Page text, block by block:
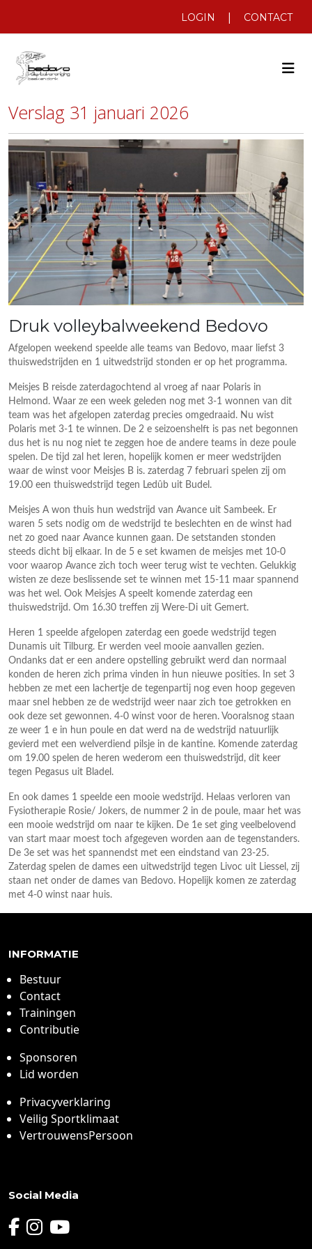
CONTACT
|
LOGIN
Verslag 31 januari 2026
Druk volleybalweekend Bedovo
Afgelopen weekend speelde alle teams van Bedovo, maar liefst 3
thuiswedstrijden en 1 uitwedstrijd stonden er op het programma.
Meisjes B reisde zaterdagochtend al vroeg af naar Polaris in
Helmond. Waar ze een week geleden nog met 3-1 wonnen van dit
team was het afgelopen zaterdag precies omgedraaid. Nu wist
Polaris met 3-1 te winnen. De 2 e seizoenshelft is pas net begonnen
dus het is nu nog niet te zeggen hoe de andere teams in deze poule
spelen. De tijd zal het leren, hopelijk komen er meer wedstrijden
waar de winst voor Meisjes B is. zaterdag 7 februari spelen zij om
19.00 een thuiswedstrijd tegen Ledûb uit Budel.
Meisjes A won thuis hun wedstrijd van Avance uit Sambeek. Er
waren 5 sets nodig om de wedstrijd te beslechten en de winst had
net zo goed naar Avance kunnen gaan. De setstanden stonden
steeds dicht bij elkaar. In de 5 e set kwamen de meisjes met 10-0
voor waarop Avance zich toch weer terug wist te vechten. Gelukkig
wisten ze deze beslissende set te winnen met 15-11 maar spannend
was het wel. Ook Meisjes A speelt komende zaterdag een
thuiswedstrijd. Om 16.30 treffen zij Were-Di uit Gemert.
Heren 1 speelde afgelopen zaterdag een goede wedstrijd tegen
Dunamis uit Tilburg. Er werden veel mooie aanvallen gezien.
Ondanks dat er een andere opstelling gebruikt werd dan normaal
konden de heren zich prima vinden in hun nieuwe posities. In set 3
hebben ze met een lachertje de tegenpartij nog even hoop gegeven
maar snel hebben ze de wedstrijd weer naar zich toe getrokken en
ook deze set gewonnen. 4-0 winst voor de heren. Vooralsnog staan
ze weer 1 e in hun poule en dat werd na de wedstrijd natuurlijk
gevierd met een welverdiend pilsje in de kantine. Komende zaterdag
om 19.00 spelen de heren wederom een thuiswedstrijd, dit keer
tegen Pegasus uit Bladel.
En ook dames 1 speelde een mooie wedstrijd. Helaas verloren van
Fysiotherapie Rosie/ Jokers, de nummer 2 in de poule, maar het was
een mooie wedstrijd om naar te kijken. De 1e set ging veelbelovend
van start maar moest toch afgegeven worden aan de tegenstanders.
De 3e set was het spannendst met een eindstand van 23-25.
Zaterdag spelen de dames een uitwedstrijd tegen Livoc uit Liessel, zij
staan net onder de dames van Bedovo. Hopelijk komen ze zaterdag
met 4-0 winst naar huis.
INFORMATIE
Bestuur
Contact
Trainingen
Contributie
Sponsoren
Lid worden
Privacyverklaring
Veilig Sportklimaat
VertrouwensPersoon
Social Media